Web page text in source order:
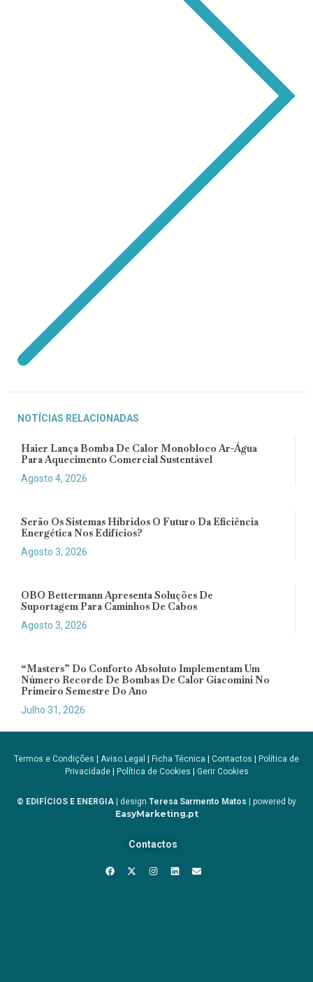
NOTÍCIAS RELACIONADAS
Haier Lança Bomba De Calor Monobloco Ar-Água
Para Aquecimento Comercial Sustentável
Agosto 4, 2026
Serão Os Sistemas Híbridos O Futuro Da Eficiência
Energética Nos Edifícios?
Agosto 3, 2026
OBO Bettermann Apresenta Soluções De
Suportagem Para Caminhos De Cabos
Agosto 3, 2026
“Masters” Do Conforto Absoluto Implementam Um
Número Recorde De Bombas De Calor Giacomini No
Primeiro Semestre Do Ano
Julho 31, 2026
Termos e Condições Aviso Legal Ficha Técnica Contactos
Política de
Privacidade| Política de Cookies Gerir Cookies
© EDIFÍCIOS E ENERGIA | design Teresa Sarmento Matos | powered by
EasyMarketing.pt
Contactos